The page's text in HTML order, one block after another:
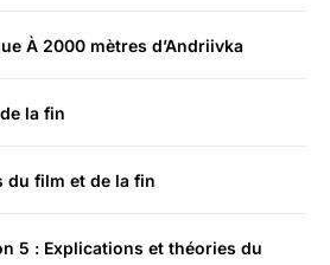
À 2000 mètres d’Andriivka
la fin
du film et de la fin
5 : Explications et théories du